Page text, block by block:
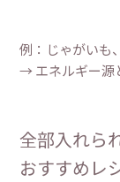
例：じゃがいも
→ エネルギー源
全部入れら
おすすめレ